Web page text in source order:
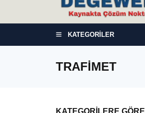
KATEGORİLER
TRAFIMET
KATEGORİLERE GÖRE